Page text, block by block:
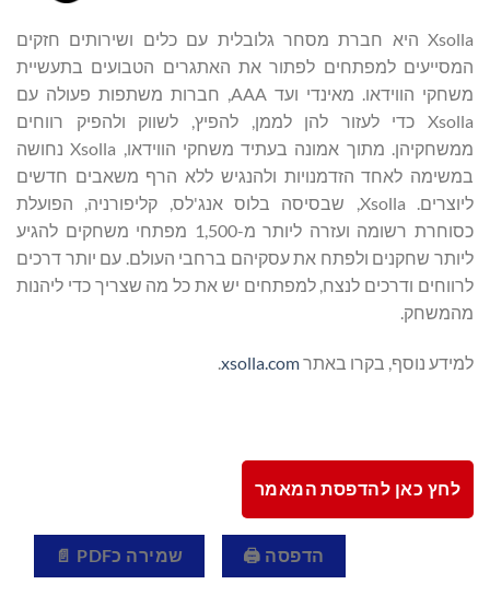
Xsolla היא חברת מסחר גלובלית עם כלים ושירותים חזקים
המסייעים למפתחים לפתור את האתגרים הטבועים בתעשיית
משחקי הווידאו. מאינדי ועד AAA, חברות משתפות פעולה עם
Xsolla כדי לעזור להן לממן, להפיץ, לשווק ולהפיק רווחים
ממשחקיהן. מתוך אמונה בעתיד משחקי הווידאו, Xsolla נחושה
במשימה לאחד הזדמנויות ולהנגיש ללא הרף משאבים חדשים
ליוצרים. Xsolla, שבסיסה בלוס אנג'לס, קליפורניה, הפועלת
כסוחרת רשומה ועזרה ליותר מ-1,500 מפתחי משחקים להגיע
ליותר שחקנים ולפתח את עסקיהם ברחבי העולם. עם יותר דרכים
לרווחים ודרכים לנצח, למפתחים יש את כל מה שצריך כדי ליהנות
מהמשחק.
למידע נוסף, בקרו באתרxsolla.com
.
לחץ כאן להדפסת המאמר
הדפסה 🖨 שמירה כPDF 📄